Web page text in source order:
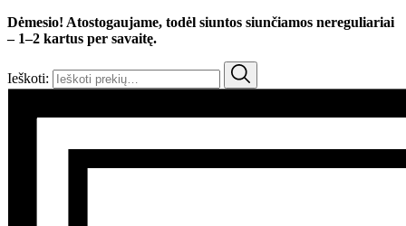
Dėmesio! Atostogaujame, todėl siuntos siunčiamos nereguliariai
– 1–2 kartus per savaitę.
Ieškoti: